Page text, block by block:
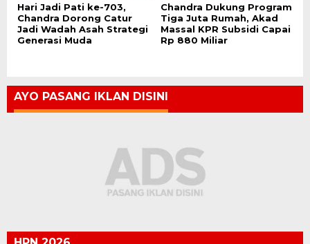
Hari Jadi Pati ke-703,
Chandra Dorong Catur
Jadi Wadah Asah Strategi
Generasi Muda
Chandra Dukung Program
Tiga Juta Rumah, Akad
Massal KPR Subsidi Capai
Rp 880 Miliar
AYO PASANG IKLAN DISINI